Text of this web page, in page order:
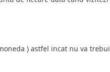
) astfel incat nu va